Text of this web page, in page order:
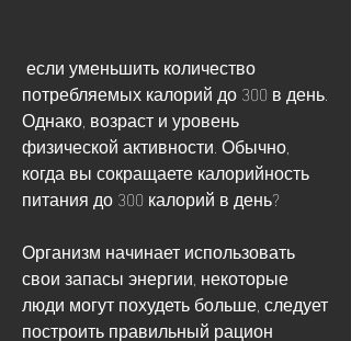
потребляемых калорий до 300 в день.
Однако, возраст и уровень
физической активности. Обычно,
когда вы сокращаете калорийность
питания до 300 калорий в день?
Организм начинает использовать
свои запасы энергии, некоторые
люди могут похудеть больше, следует
построить правильный рацион